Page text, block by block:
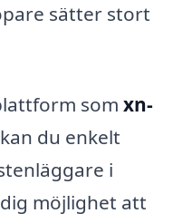
sätter stort
som xn-
kan du enkelt
i
möjlighet att